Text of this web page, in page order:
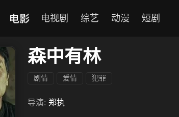
电影 电视剧 综艺 动漫 短剧
森中有林
剧情 爱情 犯罪
导演: 郑执